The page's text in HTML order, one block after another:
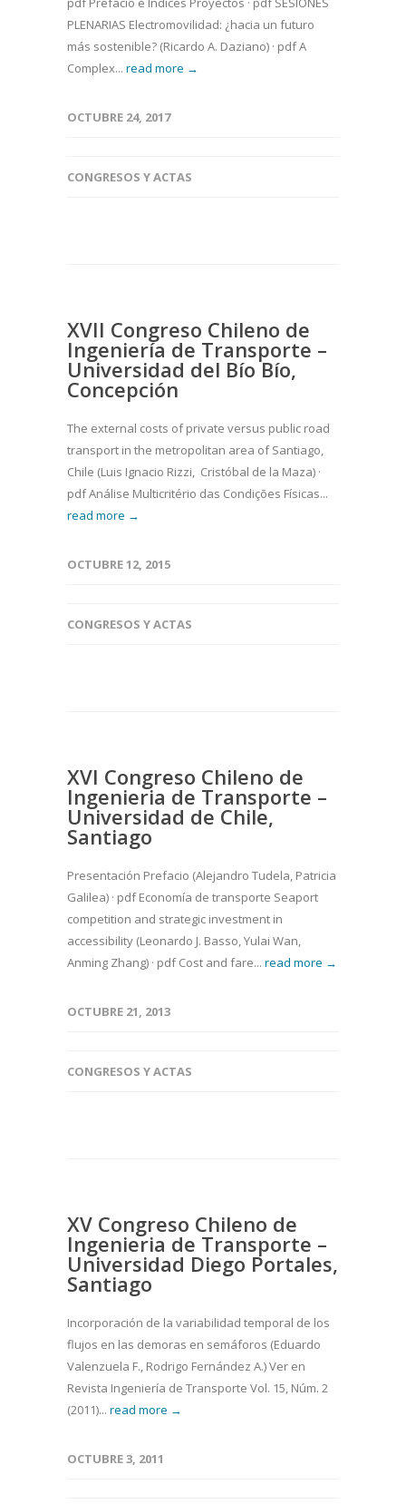
PLENARIAS Electromovilidad: ¿hacia un futuro
más sostenible? (Ricardo A. Daziano) · pdf A
Complex... read more →
OCTUBRE 24, 2017
CONGRESOS Y ACTAS
XVII Congreso Chileno de
Ingeniería de Transporte –
Universidad del Bío Bío,
Concepción
The external costs of private versus public road
transport in the metropolitan area of Santiago,
Chile (Luis Ignacio Rizzi, Cristóbal de la Maza) ·
pdf Análise Multicritério das Condições Físicas...
read more →
OCTUBRE 12, 2015
CONGRESOS Y ACTAS
XVI Congreso Chileno de
Ingenieria de Transporte –
Universidad de Chile,
Santiago
Presentación Prefacio (Alejandro Tudela, Patricia
Galilea) · pdf Economía de transporte Seaport
competition and strategic investment in
accessibility (Leonardo J. Basso, Yulai Wan,
Anming Zhang) · pdf Cost and fare... read more →
OCTUBRE 21, 2013
CONGRESOS Y ACTAS
XV Congreso Chileno de
Ingenieria de Transporte –
Universidad Diego Portales,
Santiago
Incorporación de la variabilidad temporal de los
flujos en las demoras en semáforos (Eduardo
Valenzuela F., Rodrigo Fernández A.) Ver en
Revista Ingeniería de Transporte Vol. 15, Núm. 2
(2011)... read more →
OCTUBRE 3, 2011